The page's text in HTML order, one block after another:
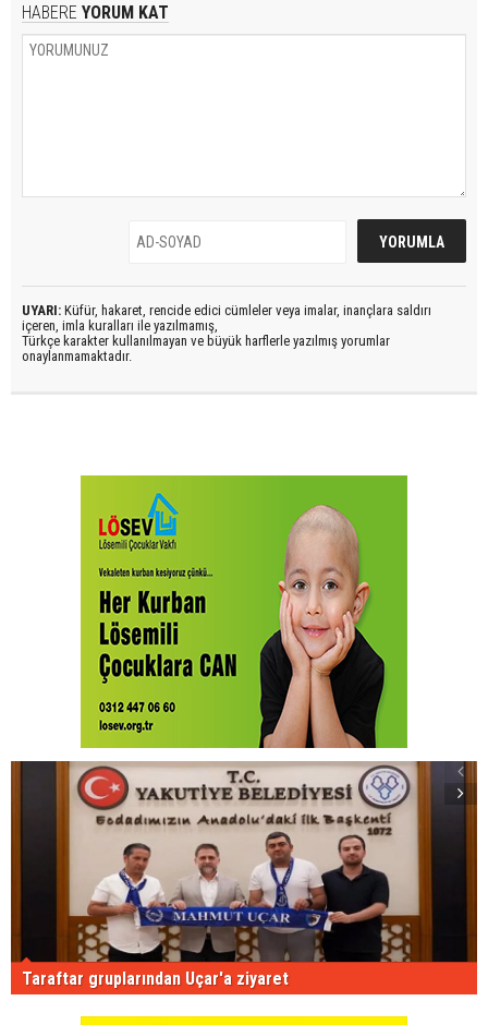
HABERE YORUM KAT
UYARI: Küfür, hakaret, rencide edici cümleler veya imalar, inançlara saldırı
içeren, imla kuralları ile yazılmamış,
Türkçe karakter kullanılmayan ve büyük harflerle yazılmış yorumlar
onaylanmamaktadır.
Taraftar gruplarından Uçar'a ziyaret